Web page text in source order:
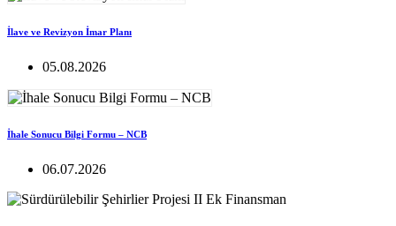
İlave ve Revizyon İmar Planı
05.08.2026
İhale Sonucu Bilgi Formu – NCB
06.07.2026